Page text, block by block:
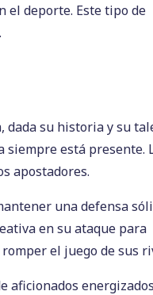
el deporte. Este tipo de
dada su historia y su
siempre está presente.
apostadores.
una defensa
en su ataque para
el juego de sus
aficionados